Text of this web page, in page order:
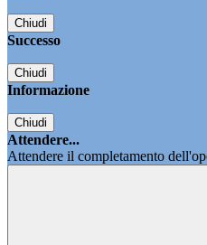
Chiudi
Successo
Chiudi
Informazione
Chiudi
Attendere...
Attendere il completamento